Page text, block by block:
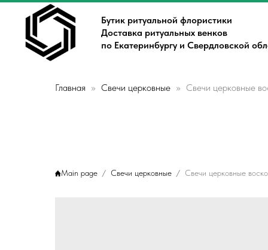
Бутик ритуальной флористики
Доставка ритуальных венков
по Екатеринбургу и Свердловской
Главная Свечи церковные Свечи церковные
Main page Свечи церковные Свечи церковные